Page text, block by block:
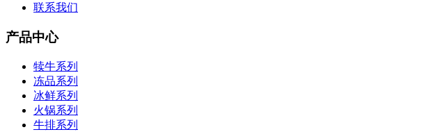
联系我们
产品中心
犊牛系列
冻品系列
冰鲜系列
火锅系列
牛排系列